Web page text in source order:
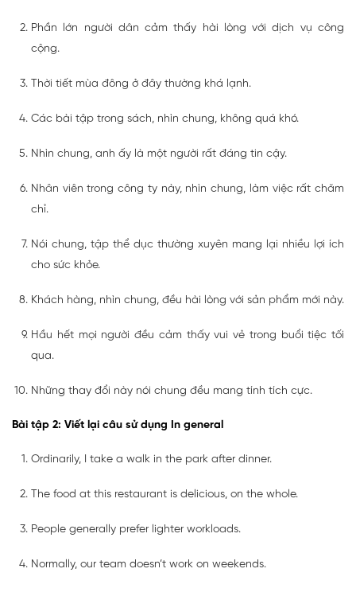
Phần lớn người dân cảm thấy hài lòng với dịch vụ công
cộng.
Thời tiết mùa đông ở đây thường khá lạnh.
Các bài tập trong sách, nhìn chung, không quá khó.
Nhìn chung, anh ấy là một người rất đáng tin cậy.
Nhân viên trong công ty này, nhìn chung, làm việc rất chăm
chỉ.
Nói chung, tập thể dục thường xuyên mang lại nhiều lợi ích
cho sức khỏe.
Khách hàng, nhìn chung, đều hài lòng với sản phẩm mới này.
Hầu hết mọi người đều cảm thấy vui vẻ trong buổi tiệc tối
qua.
Những thay đổi này nói chung đều mang tính tích cực.
Bài tập 2: Viết lại câu sử dụng In general
Ordinarily, I take a walk in the park after dinner.
The food at this restaurant is delicious, on the whole.
People generally prefer lighter workloads.
Normally, our team doesn’t work on weekends.